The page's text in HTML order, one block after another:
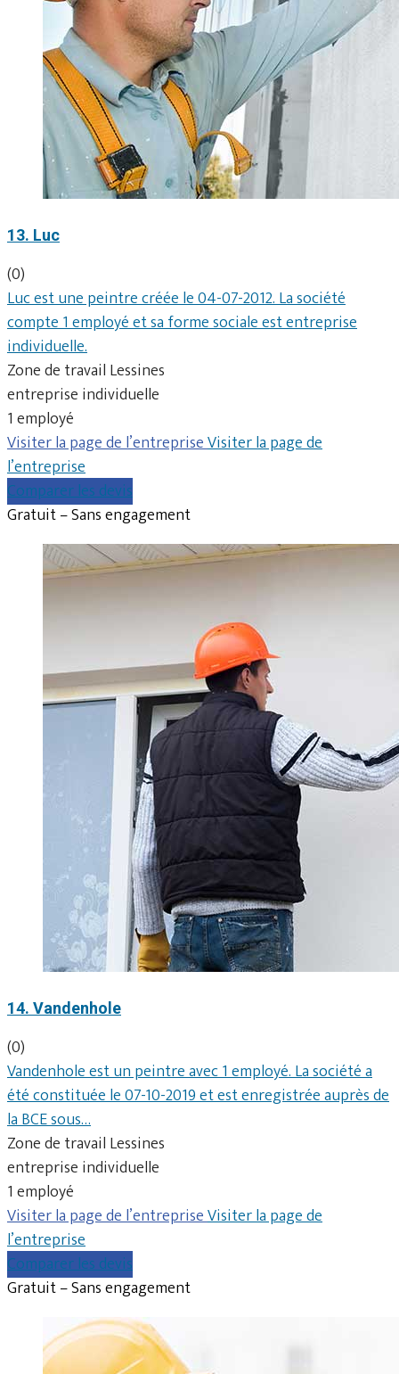
13. Luc
(0)
Luc est une peintre créée le 04-07-2012. La société
compte 1 employé et sa forme sociale est entreprise
individuelle.
Zone de travail Lessines
entreprise individuelle
1 employé
Visiter la page de l’entrepriseVisiter la page de
l’entreprise
Comparer les devis
Gratuit – Sans engagement
14. Vandenhole
(0)
Vandenhole est un peintre avec 1 employé. La société a
été constituée le 07-10-2019 et est enregistrée auprès de
la BCE sous…
Zone de travail Lessines
entreprise individuelle
1 employé
Visiter la page de l’entrepriseVisiter la page de
l’entreprise
Comparer les devis
Gratuit – Sans engagement